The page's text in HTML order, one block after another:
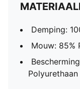
Demping:
Mouw: 85%
Polyurethaan